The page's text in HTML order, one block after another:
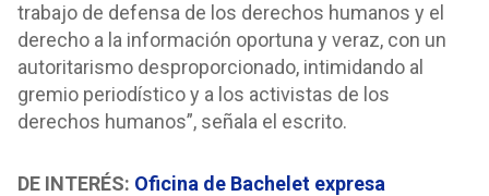
trabajo de defensa de los derechos humanos y el
derecho a la información oportuna y veraz, con un
autoritarismo desproporcionado, intimidando al
gremio periodístico y a los activistas de los
derechos humanos”, señala el escrito.
DE INTERÉS: Oficina de Bachelet expresa